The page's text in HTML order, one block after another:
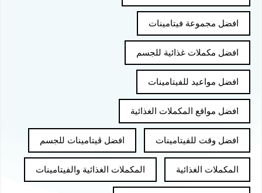
افضل مجموعة فيتامينات
افضل مكملات غذائية للجسم
افضل مواعيد للفيتامينات
افضل مواقع المكملات الغذائية
افضل وقت للفيتامينات افضل ڤيتامينات للجسم
المكملات الغذائية المكملات الغذائية والفيتامينات